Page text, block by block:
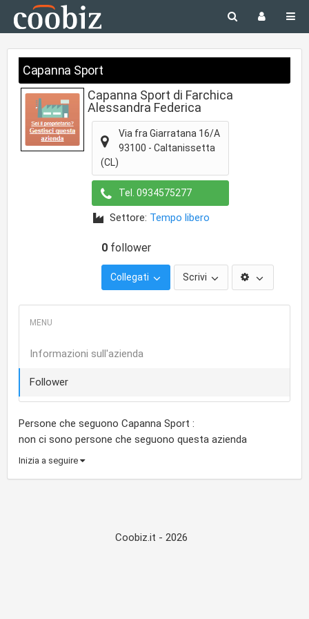
Capanna Sport
Capanna Sport di Farchica
Alessandra Federica
Via fra Giarratana 16/A
93100 - Caltanissetta
(CL)
Tel. 0934575277
Settore: Tempo libero
0 follower
Collegati Scrivi
Informazioni sull'azienda
Follower
Persone che seguono Capanna Sport :
non ci sono persone che seguono questa azienda
Inizia a seguire
Coobiz.it - 2026